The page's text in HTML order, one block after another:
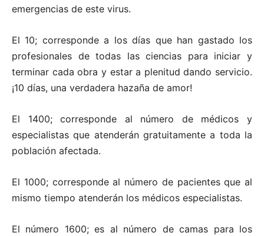
emergencias de este virus.
El 10; corresponde a los días que han gastado los
profesionales de todas las ciencias para iniciar y
terminar cada obra y estar a plenitud dando servicio.
¡10 días, una verdadera hazaña de amor!
El 1400; corresponde al número de médicos y
especialistas que atenderán gratuitamente a toda la
población afectada.
El 1000; corresponde al número de pacientes que al
mismo tiempo atenderán los médicos especialistas.
El número 1600; es al número de camas para los